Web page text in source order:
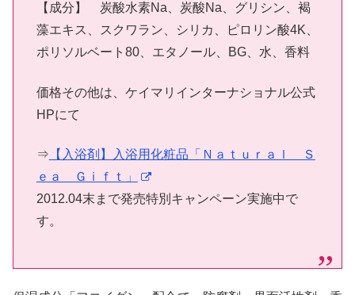
【成分】 炭酸水素Na、炭酸Na、グリシン、褐
藻エキス、スクワラン、シリカ、ピロリン酸4K、
ポリソルベート80、エタノール、BG、水、香料
価格その他は、ケイマリインターナショナル公式
HPにて
⇒ 【入浴剤】入浴用化粧品「Ｎａｔｕｒａｌ Ｓ
ｅａ Ｇｉｆｔ」
2012.04末まで発売特別キャンペーン実施中で
す。